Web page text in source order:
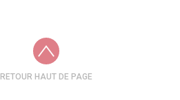
RETOUR HAUT DE PAGE